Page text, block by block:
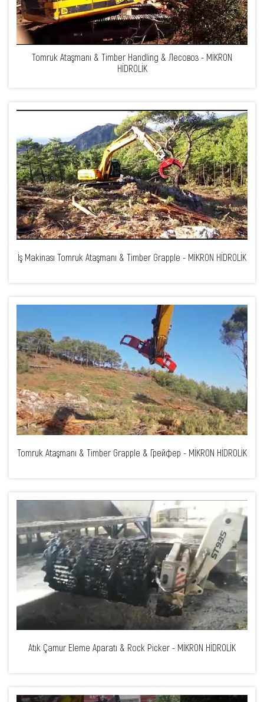
Tomruk Ataşmanı & Timber Handling & Лесовоз - MİKRON
HİDROLİK
İş Makinası Tomruk Ataşmanı & Timber Grapple - MİKRON HİDROLİK
Tomruk Ataşmanı & Timber Grapple & Грейфер - MİKRON HİDROLİK
Atık Çamur Eleme Aparatı & Rock Picker - MİKRON HİDROLİK